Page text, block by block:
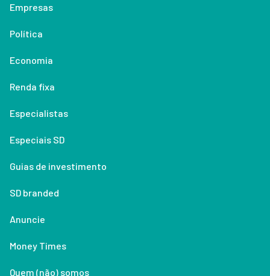
Empresas
Política
Economia
Renda fixa
Especialistas
Especiais SD
Guias de investimento
SD branded
Anuncie
Money Times
Quem (não) somos